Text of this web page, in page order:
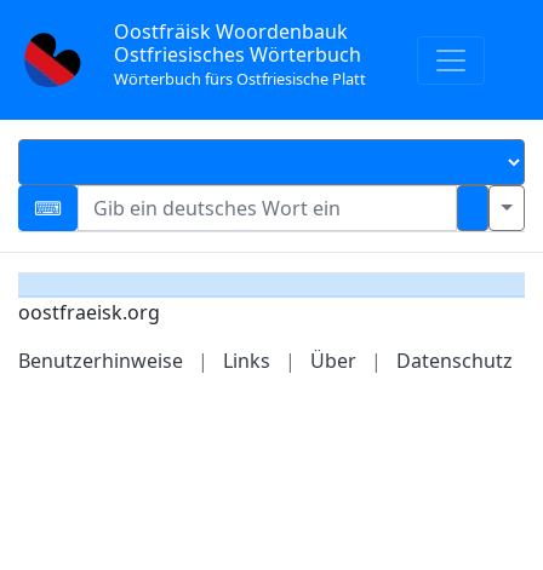
Oostfräisk Woordenbauk
Ostfriesisches Wörterbuch
Wörterbuch fürs Ostfriesische Platt
oostfraeisk.org
Benutzerhinweise
| Links | Über | Datenschutz